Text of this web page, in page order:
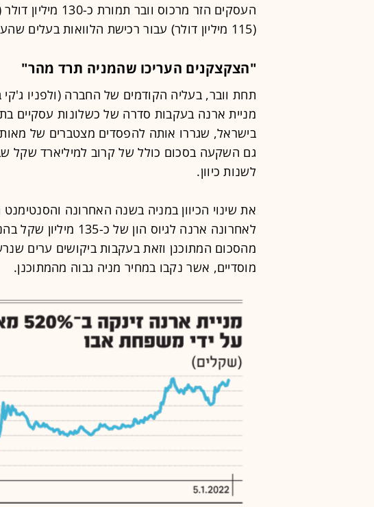
(115 מיליון דולר) עבור רכישת הלוואות בעלים שהעמיד וובר לארנה במהלך השנים.
"הצקצקנים העריכו שהמניה תרד מהר"
תחת וובר, בעליה הקודמים של החברה (ולפניו ג'קי
מניית ארנה בעקבות סדרה של כשלונות עסקיים
בישראל, שגררו אותה להפסדים מצטברים של מאות
גם השקעה בסכום כולל של קרוב למיליארד שקל
לשנות כיוון.
את שינוי הכיוון במניה בשנה האחרונה והסנטימנט
מהסכום המתוכנן וזאת בעקבות ביקושים ערים
מוסדיים, אשר נקבו במחיר מניה גבוה מהמתוכנן.